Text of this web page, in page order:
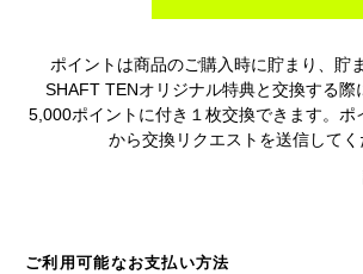
ポイントは商品のご購入時に貯まり、貯
SHAFT TENオリジナル特典と交換する際
5,000ポイントに付き１枚交換できます。ポ
から交換リクエストを送信してく
ご利用可能なお支払い方法